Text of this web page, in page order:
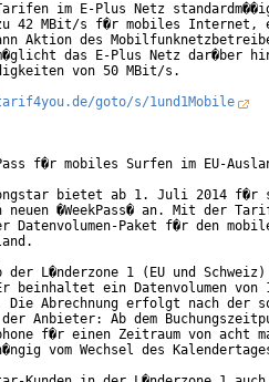
im E-Plus Netz
42 MBit/s f�r mobiles Internet,
Aktion des
das E-Plus Netz dar�ber
von 50 MBit/s.
goto/s/1und1Mobile
f�r mobiles Surfen im EU-
bietet ab 1. Juli 2014 f�r
neuen �WeekPass� an. Mit der
Datenvolumen-Paket f�r den
L�nderzone 1 (EU und
beinhaltet ein Datenvolumen von
Abrechnung erfolgt nach der
Anbieter: Ab dem
f�r einen Zeitraum von acht
vom Wechsel des